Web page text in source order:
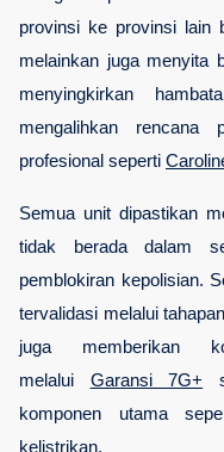
provinsi ke provinsi lain
melainkan juga menyita
menyingkirkan
mengalihkan rencana
profesional seperti
Semua unit dipastikan
tidak berada dalam
pemblokiran kepolisian.
tervalidasi melalui
juga memberikan
melalui
Garansi 7G+
komponen utama
kelistrikan.